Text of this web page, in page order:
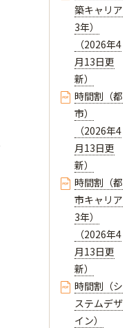
築キャリア
3年）
（2026年4
月13日更
新）
時間割（都
市）
（2026年4
月13日更
新）
時間割（都
市キャリア
3年）
（2026年4
月13日更
新）
時間割（シ
ステムデザ
イン）